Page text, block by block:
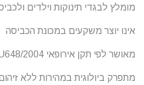
מומלץ לבגדי תינוקות וילדים
אינו יוצר משקעים במכונת הכביסה
מאושר לפי תקן אירופאי EU648/2004
מתפרק ביולוגית במהירות ללא